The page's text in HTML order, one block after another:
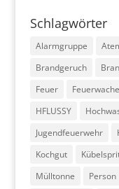
Schlagwörter
Alarmgruppe
Brandgeruch
Feuer
HFLUSSY
Jugendfeuerwehr
Kochgut
Mülltonne
Person